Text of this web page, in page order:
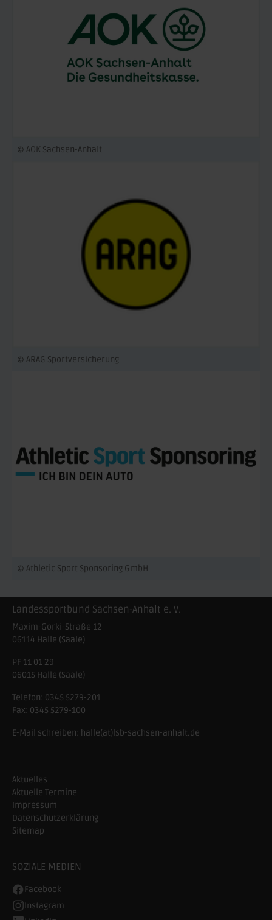
© AOK Sachsen-Anhalt
© ARAG Sportversicherung
© Athletic Sport Sponsoring GmbH
Landessportbund Sachsen-Anhalt e. V.
Maxim-Gorki-Straße 12
06114 Halle (Saale)
PF 11 01 29
06015 Halle (Saale)
Telefon: 0345 5279-201
Fax: 0345 5279-100
E-Mail schreiben: halle(at)lsb-sachsen-anhalt.de
Aktuelles
Aktuelle Termine
Impressum
Datenschutzerklärung
Sitemap
SOZIALE MEDIEN
Facebook
Instagram